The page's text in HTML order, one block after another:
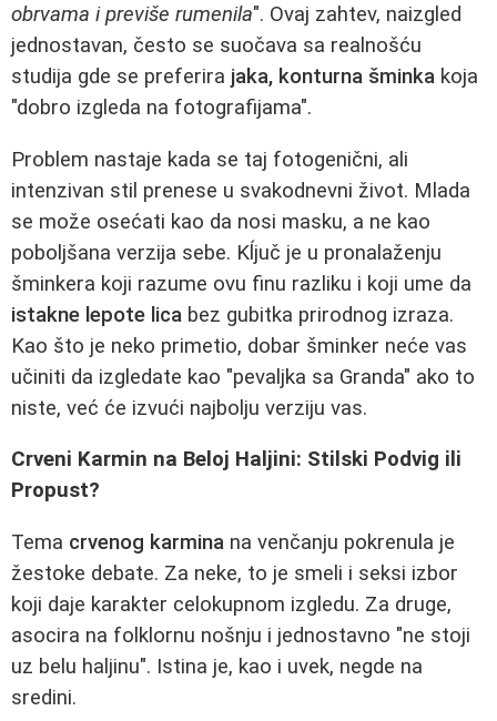
obrvama i previše rumenila". Ovaj zahtev, naizgled
jednostavan, često se suočava sa realnošću
studija gde se preferira jaka, konturna šminka koja
"dobro izgleda na fotografijama".
Problem nastaje kada se taj fotogenični, ali
intenzivan stil prenese u svakodnevni život. Mlada
se može osećati kao da nosi masku, a ne kao
poboljšana verzija sebe. Kĺjuč je u pronalaženju
šminkera koji razume ovu finu razliku i koji ume da
istakne lepote lica bez gubitka prirodnog izraza.
Kao što je neko primetio, dobar šminker neće vas
učiniti da izgledate kao "pevaljka sa Granda" ako to
niste, već će izvući najbolju verziju vas.
Crveni Karmin na Beloj Haljini: Stilski Podvig ili
Propust?
Tema crvenog karmina na venčanju pokrenula je
žestoke debate. Za neke, to je smeli i seksi izbor
koji daje karakter celokupnom izgledu. Za druge,
asocira na folklornu nošnju i jednostavno "ne stoji
uz belu haljinu". Istina je, kao i uvek, negde na
sredini.